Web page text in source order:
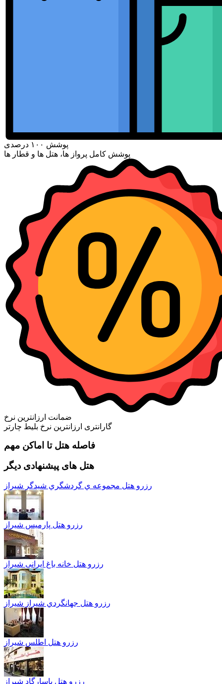
پوشش ۱۰۰ درصدی
پوشش کامل پرواز ها، هتل ها و قطار ها
ضمانت ارزانترین نرخ
گارانتری ارزانترین نرخ بلیط چارتر
فاصله هتل تا اماکن مهم
هتل های پیشنهادی دیگر
رزرو هتل مجموعه ي گردشگري شيدگر شیراز
رزرو هتل پارمیس شیراز
رزرو هتل خانه باغ ایرانی شیراز
رزرو هتل جهانگردي شيراز شیراز
رزرو هتل اطلس شیراز
رزرو هتل پاسارگاد شیراز